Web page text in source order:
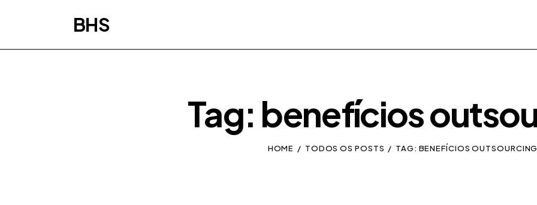
BHS
Tag: benefícios
HOME TODOS OS POSTS TAG: BENEFÍCIOS OUTSOURCING